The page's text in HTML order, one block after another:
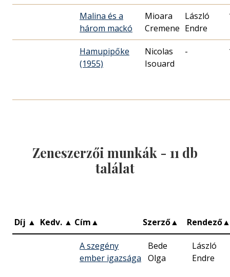
Malina és a
három mackó
Mioara
Cremene
László
Endre
Hamupipőke
(1955)
Nicolas
Isouard
-
Zeneszerzői munkák - 11 db
találat
Díj ▲ Kedv. ▲ Cím▲ Szerző▲ Rendező▲
A szegény
ember igazsága
Bede
Olga
László
Endre